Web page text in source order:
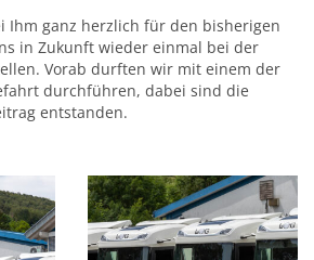
Ihm ganz herzlich für den bisherigen
in Zukunft wieder einmal bei der
Vorab durften wir mit einem der
durchführen, dabei sind die
entstanden.